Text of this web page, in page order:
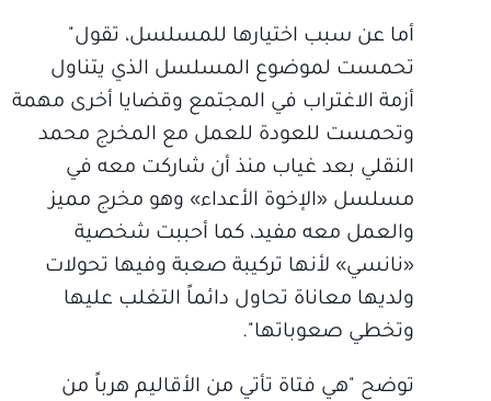
أما عن سبب اختيارها للمسلسل، تقول"
تحمست لموضوع المسلسل الذي يتناول
أزمة الاغتراب في المجتمع وقضايا أخرى مهمة
وتحمست للعودة للعمل مع المخرج محمد
النقلي بعد غياب منذ أن شاركت معه في
مسلسل «الإخوة الأعداء» وهو مخرج مميز
والعمل معه مفيد، كما أحببت شخصية
«نانسي» لأنها تركيبة صعبة وفيها تحولات
ولديها معاناة تحاول دائماً التغلب عليها
وتخطي صعوباتها".
توضح "هي فتاة تأتي من الأقاليم هرباً من